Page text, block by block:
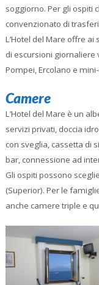
soggiorno. Per gli ospiti
convenzionato di
L’Hotel del Mare offre
di escursioni giornaliere
Pompei, Ercolano e
Camere
L’Hotel del Mare è un
servizi privati, doccia
con sveglia, cassetta di
bar, connessione ad
Gli ospiti possono
(Superior). Per le
anche camere triple e